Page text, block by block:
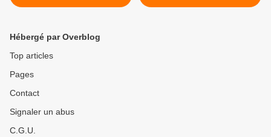
Hébergé par Overblog
Top articles
Pages
Contact
Signaler un abus
C.G.U.